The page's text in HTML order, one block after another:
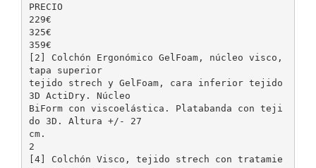
PRECIO
229€
325€
359€
[2] Colchón Ergonómico GelFoam, núcleo visco,
tapa superior
tejido strech y GelFoam, cara inferior tejido
3D ActiDry. Núcleo
BiForm con viscoelástica. Platabanda con teji
do 3D. Altura +/- 27
cm.
2
[4] Colchón Visco, tejido strech con tratamie